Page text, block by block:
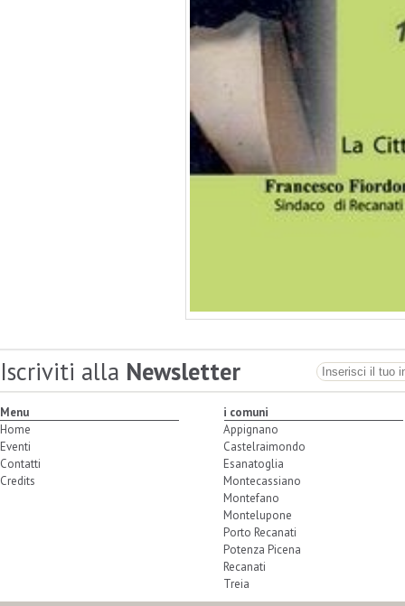
Iscriviti alla Newsletter
Menu
Home
Eventi
Contatti
Credits
i comuni
Appignano
Castelraimondo
Esanatoglia
Montecassiano
Montefano
Montelupone
Porto Recanati
Potenza Picena
Recanati
Treia